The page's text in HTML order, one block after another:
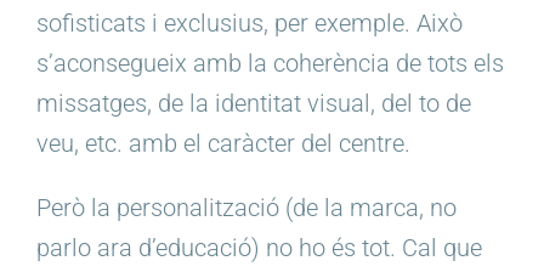
sofisticats i exclusius, per exemple. Això
s’aconsegueix amb la coherència de tots els
missatges, de la identitat visual, del to de
veu, etc. amb el caràcter del centre.
Però la personalització (de la marca, no
parlo ara d’educació) no ho és tot. Cal que